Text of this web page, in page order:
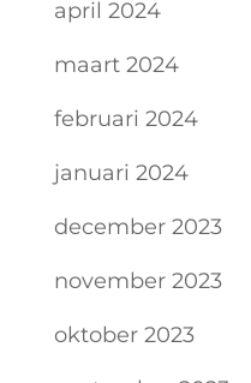
april 2024
maart 2024
februari 2024
januari 2024
december 2023
november 2023
oktober 2023